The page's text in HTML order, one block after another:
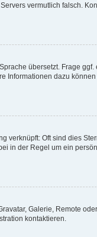
vermutlich falsch.
übersetzt. Frage
Informationen dazu
verknüpft: Oft sind dies
in der Regel um ein
Galerie, Remote
kontaktieren.